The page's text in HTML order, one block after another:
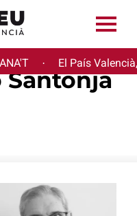
· El País
Santonja